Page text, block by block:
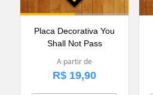
Placa Decorativa You
Shall Not Pass
A partir de
R$ 19,90